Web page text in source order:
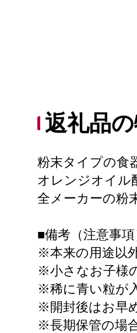
返礼品
粉末タイプの食
オレンジオイル
全メーカーの粉
■備考（注意事項
※本来の用途以
※小さなお子様
※稀に青い粒が
※開封後はお早
※長期保管の場